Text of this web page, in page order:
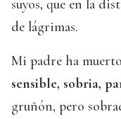
suyos, que en la
de lágrimas.
Mi padre ha
sensible, sobria,
gruñón, pero